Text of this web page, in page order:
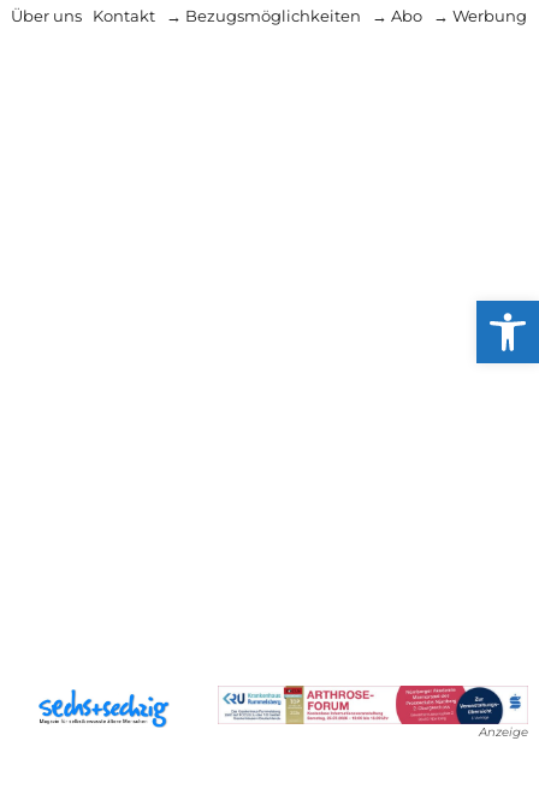
Über uns Kontakt → Bezugsmöglichkeiten → Abo → Werbung
Anzeige